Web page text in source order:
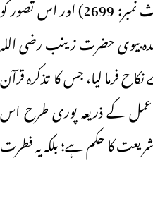
بخاری عن البراء بن عازب، حدیث نمبر: 2699) اور اس تصور کو
بیوی حضرت زینب رضی اللہ
فرما لیا، جس کا تذکرہ قرآن
عمل کے ذریعہ پوری طرح اس
کا حکم ہے؛ بلکہ یہ فطرت